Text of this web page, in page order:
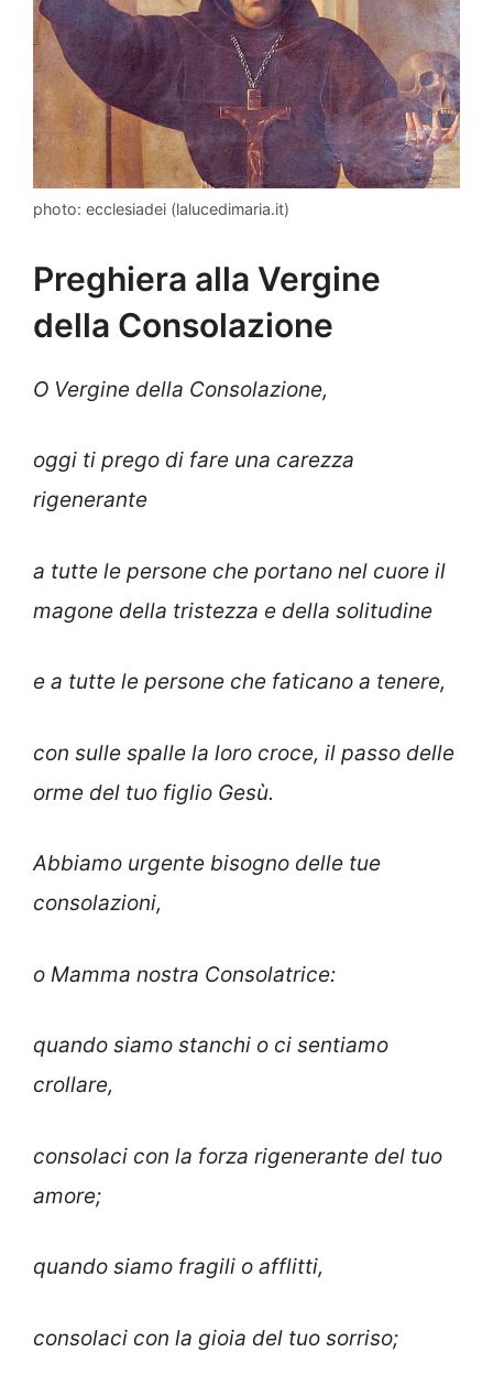
photo: ecclesiadei (lalucedimaria.it)
Preghiera alla Vergine
della Consolazione
O Vergine della Consolazione,
oggi ti prego di fare una carezza
rigenerante
a tutte le persone che portano nel cuore il
magone della tristezza e della solitudine
e a tutte le persone che faticano a tenere,
con sulle spalle la loro croce, il passo delle
orme del tuo figlio Gesù.
Abbiamo urgente bisogno delle tue
consolazioni,
o Mamma nostra Consolatrice:
quando siamo stanchi o ci sentiamo
crollare,
consolaci con la forza rigenerante del tuo
amore;
quando siamo fragili o afflitti,
consolaci con la gioia del tuo sorriso;